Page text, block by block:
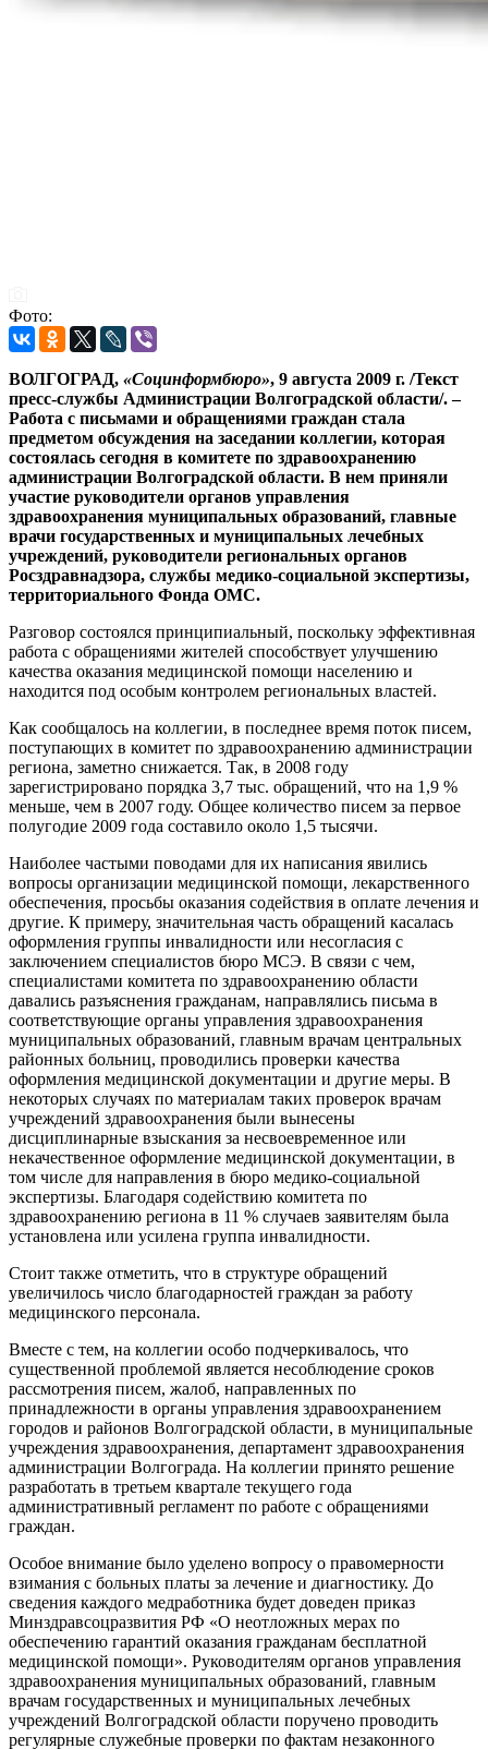
Фото:
ВОЛГОГРАД, «Социнформбюро», 9 августа 2009 г. /Текст
пресс-службы Администрации Волгоградской области/. –
Работа с письмами и обращениями граждан стала
предметом обсуждения на заседании коллегии, которая
состоялась сегодня в комитете по здравоохранению
администрации Волгоградской области. В нем приняли
участие руководители органов управления
здравоохранения муниципальных образований, главные
врачи государственных и муниципальных лечебных
учреждений, руководители региональных органов
Росздравнадзора, службы медико-социальной экспертизы,
территориального Фонда ОМС.
Разговор состоялся принципиальный, поскольку эффективная
работа с обращениями жителей способствует улучшению
качества оказания медицинской помощи населению и
находится под особым контролем региональных властей.
Как сообщалось на коллегии, в последнее время поток писем,
поступающих в комитет по здравоохранению администрации
региона, заметно снижается. Так, в 2008 году
зарегистрировано порядка 3,7 тыс. обращений, что на 1,9 %
меньше, чем в 2007 году. Общее количество писем за первое
полугодие 2009 года составило около 1,5 тысячи.
Наиболее частыми поводами для их написания явились
вопросы организации медицинской помощи, лекарственного
обеспечения, просьбы оказания содействия в оплате лечения и
другие. К примеру, значительная часть обращений касалась
оформления группы инвалидности или несогласия с
заключением специалистов бюро МСЭ. В связи с чем,
специалистами комитета по здравоохранению области
давались разъяснения гражданам, направлялись письма в
соответствующие органы управления здравоохранения
муниципальных образований, главным врачам центральных
районных больниц, проводились проверки качества
оформления медицинской документации и другие меры. В
некоторых случаях по материалам таких проверок врачам
учреждений здравоохранения были вынесены
дисциплинарные взыскания за несвоевременное или
некачественное оформление медицинской документации, в
том числе для направления в бюро медико-социальной
экспертизы. Благодаря содействию комитета по
здравоохранению региона в 11 % случаев заявителям была
установлена или усилена группа инвалидности.
Стоит также отметить, что в структуре обращений
увеличилось число благодарностей граждан за работу
медицинского персонала.
Вместе с тем, на коллегии особо подчеркивалось, что
существенной проблемой является несоблюдение сроков
рассмотрения писем, жалоб, направленных по
принадлежности в органы управления здравоохранением
городов и районов Волгоградской области, в муниципальные
учреждения здравоохранения, департамент здравоохранения
администрации Волгограда. На коллегии принято решение
разработать в третьем квартале текущего года
административный регламент по работе с обращениями
граждан.
Особое внимание было уделено вопросу о правомерности
взимания с больных платы за лечение и диагностику. До
сведения каждого медработника будет доведен приказ
Минздравсоцразвития РФ «О неотложных мерах по
обеспечению гарантий оказания гражданам бесплатной
медицинской помощи». Руководителям органов управления
здравоохранения муниципальных образований, главным
врачам государственных и муниципальных лечебных
учреждений Волгоградской области поручено проводить
регулярные служебные проверки по фактам незаконного